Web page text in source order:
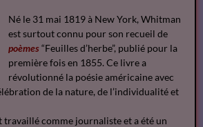
Né le 31 mai 1819 à New York, Whitman
est surtout connu pour son recueil de
poèmes “Feuilles d’herbe”, publié pour la
première fois en 1855. Ce livre a
révolutionné la poésie américaine avec
de la nature, de l’individualité et
travaillé comme journaliste et a été un